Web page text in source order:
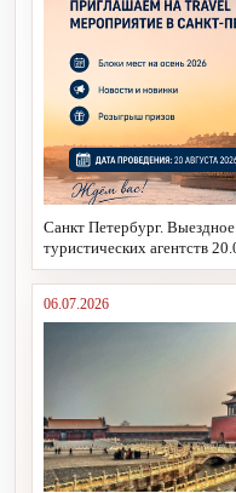
Санкт Петербург.
туристических агентств
06.07.2026